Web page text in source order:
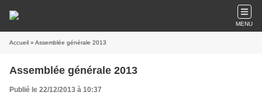
MENU
Accueil » Assemblée générale 2013
Assemblée générale 2013
Publié le 22/12/2013 à 10:37